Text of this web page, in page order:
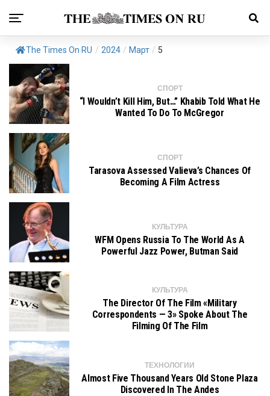
The Times On RU / 2024 / Март / 5
СПОРТ
“I Wouldn’t Kill Him, But…” Khabib Told What He
Wanted To Do To McGregor
СПОРТ
Tarasova Assessed Valieva’s Chances Of
Becoming A Film Actress
КУЛЬТУРА
WFM Opens Russia To The World As A
Powerful Jazz Power, Butman Said
КУЛЬТУРА
The Director Of The Film «Military
Correspondents — 3» Spoke About The
Filming Of The Film
ТЕХНОЛОГИИ
Almost Five Thousand Years Old Stone Plaza
Discovered In The Andes